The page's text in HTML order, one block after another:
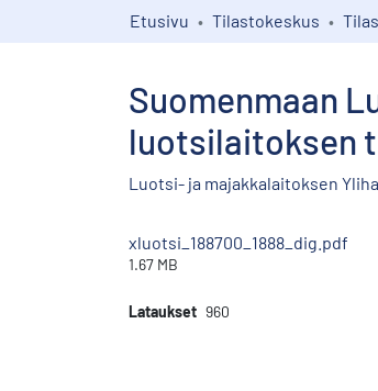
Etusivu Tilastokeskus
Suomenmaan
luotsilaitoksen
Luotsi- ja majakkalaitoksen
xluotsi_188700_1888_dig.pdf
1.67 MB
Lataukset 960